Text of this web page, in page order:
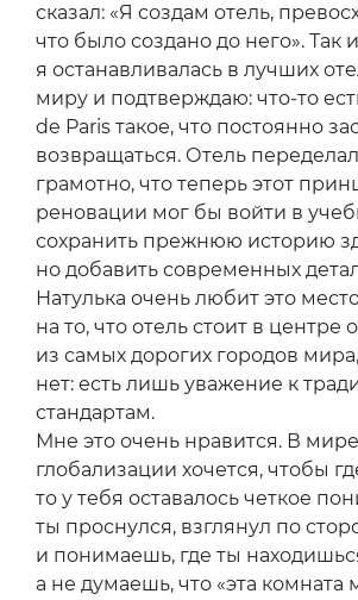
сказал: «Я создам отель,
что было создано до него». Так
я останавливалась в лучших
миру и подтверждаю: что-то
de Paris такое, что постоянно
возвращаться. Отель
грамотно, что теперь этот
реновации мог бы войти в
сохранить прежнюю историю
но добавить современных
Натулька очень любит это
на то, что отель стоит в центре
из самых дорогих городов
нет: есть лишь уважение к
стандартам.
Мне это очень нравится. В
глобализации хочется, чтобы
то у тебя оставалось четкое
ты проснулся, взглянул по
и понимаешь, где ты
а не думаешь, что «эта комната